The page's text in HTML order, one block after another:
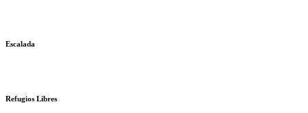
Escalada
Refugios Libres